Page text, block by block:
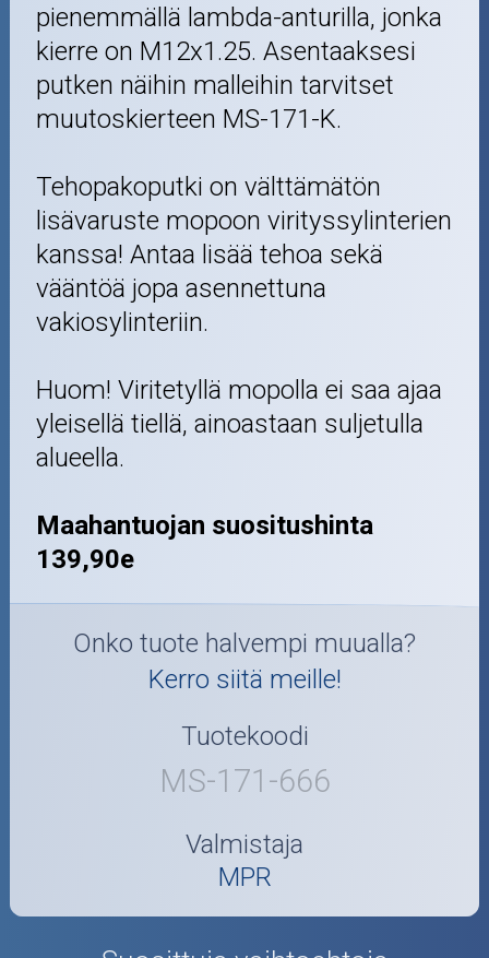
pienemmällä lambda-anturilla, jonka
kierre on M12x1.25. Asentaaksesi
putken näihin malleihin tarvitset
muutoskierteen MS-171-K.
Tehopakoputki on välttämätön
lisävaruste mopoon virityssylinterien
kanssa! Antaa lisää tehoa sekä
vääntöä jopa asennettuna
vakiosylinteriin.
Huom! Viritetyllä mopolla ei saa ajaa
yleisellä tiellä, ainoastaan suljetulla
alueella.
Maahantuojan suositushinta
139,90e
Onko tuote halvempi muualla?
Kerro siitä meille!
Tuotekoodi
MS-171-666
Valmistaja
MPR